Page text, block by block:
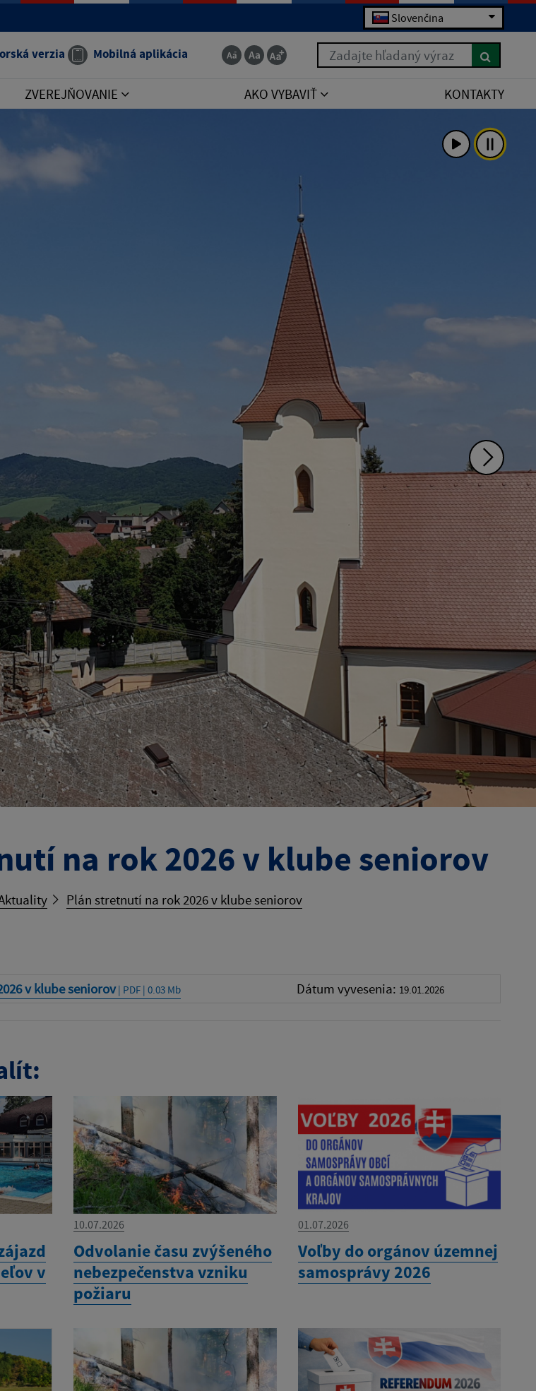
Slovenčina
verzia Mobilná aplikácia Zadajte hľadaný výraz
ZVEREJŇOVANIE AKO VYBAVIŤ KONTAKTY
na rok 2026 v klube seniorov
Plán stretnutí na rok 2026 v klube seniorov
v klube seniorov| PDF | 0.03 Mb Dátum vyvesenia: 19.01.2026
v
10.07.2026
Odvolanie času zvýšeného
nebezpečenstva vzniku
požiaru
01.07.2026
Voľby do orgánov územnej
samosprávy 2026